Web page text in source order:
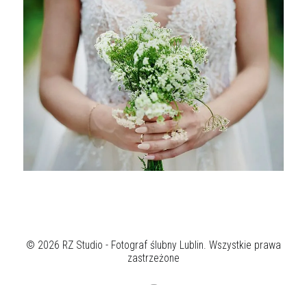
© 2026 RZ Studio - Fotograf ślubny Lublin. Wszystkie prawa
zastrzeżone